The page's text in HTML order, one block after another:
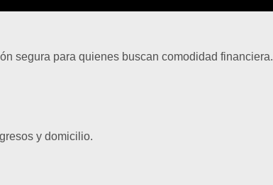
segura para quienes buscan comodidad financiera.
y domicilio.